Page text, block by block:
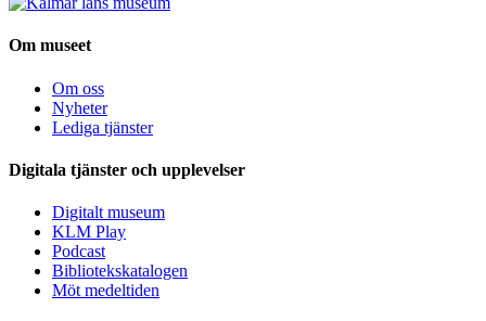
Om museet
Om oss
Nyheter
Lediga tjänster
Digitala tjänster och upplevelser
Digitalt museum
KLM Play
Podcast
Bibliotekskatalogen
Möt medeltiden